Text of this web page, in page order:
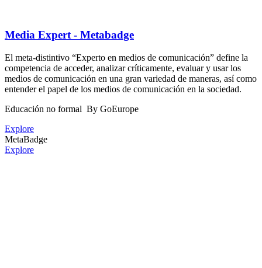
Media Expert - Metabadge
El meta-distintivo “Experto en medios de comunicación” define la
competencia de acceder, analizar críticamente, evaluar y usar los
medios de comunicación en una gran variedad de maneras, así como
entender el papel de los medios de comunicación en la sociedad.
Educación no formal By GoEurope
Explore
MetaBadge
Explore